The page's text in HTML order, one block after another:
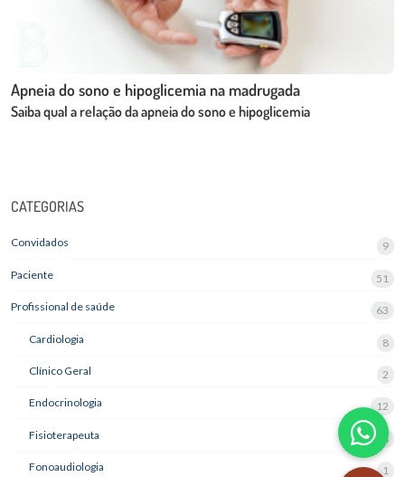
Apneia do sono e hipoglicemia na madrugada
Saiba qual a relação da apneia do sono e hipoglicemia
CATEGORIAS
Convidados 9
Paciente 51
Profissional de saúde 63
Cardiologia 8
Clínico Geral 2
Endocrinologia 12
Fisioterapeuta 4
Fonoaudiologia 1